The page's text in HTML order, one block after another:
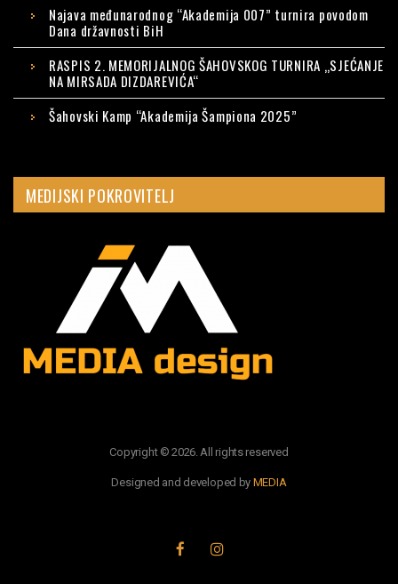
Najava međunarodnog “Akademija 007” turnira povodom
Dana državnosti BiH
RASPIS 2. MEMORIJALNOG ŠAHOVSKOG TURNIRA „SJEĆANJE
NA MIRSADA DIZDAREVIĆA“
Šahovski Kamp “Akademija Šampiona 2025”
MEDIJSKI POKROVITELJ
Copyright © 2026. All rights reserved
Designed and developed by MEDIA